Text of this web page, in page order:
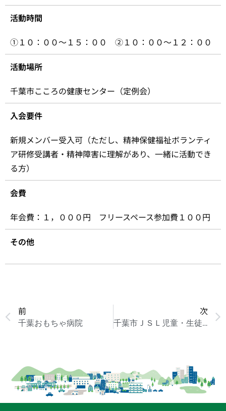
活動時間
①１０：００～１５：００ ②１０：００～１２：００
活動場所
千葉市こころの健康センター（定例会）
入会要件
新規メンバー受入可（ただし、精神保健福祉ボランティ
ア研修受講者・精神障害に理解があり、一緒に活動でき
る方）
会費
年会費：１，０００円 フリースペース参加費１００円
その他
前
千葉おもちゃ病院
次
千葉市ＪＳＬ児童・生徒支援の会